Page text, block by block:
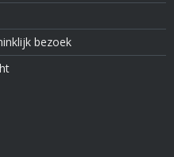
bezoek